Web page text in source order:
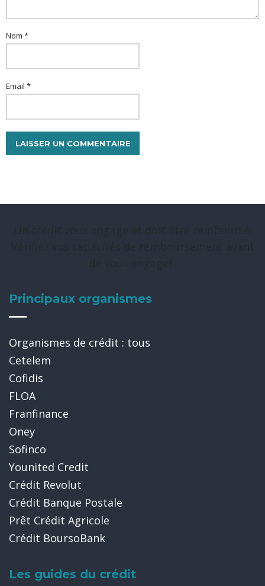
Nom *
Email *
Principaux organismes
Organismes de crédit : tous
Cetelem
Cofidis
FLOA
Franfinance
Oney
Sofinco
Younited Credit
Crédit Revolut
Crédit Banque Postale
Prêt Crédit Agricole
Crédit BoursoBank
Les guides du crédit